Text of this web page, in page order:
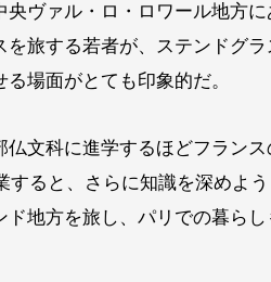
ヴァル・ロ・ロワール地方
旅する若者が、ステンドグ
場面がとても印象的だ。
文科に進学するほどフラン
すると、さらに知識を深めよう
ド地方を旅し、パリでの暮ら